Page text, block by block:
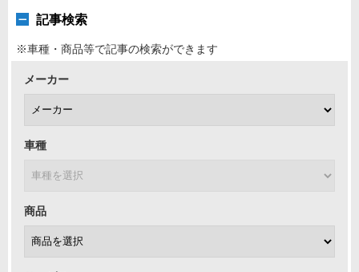
記事検索
※車種・商品等で記事の検索ができます
メーカー
車種
商品